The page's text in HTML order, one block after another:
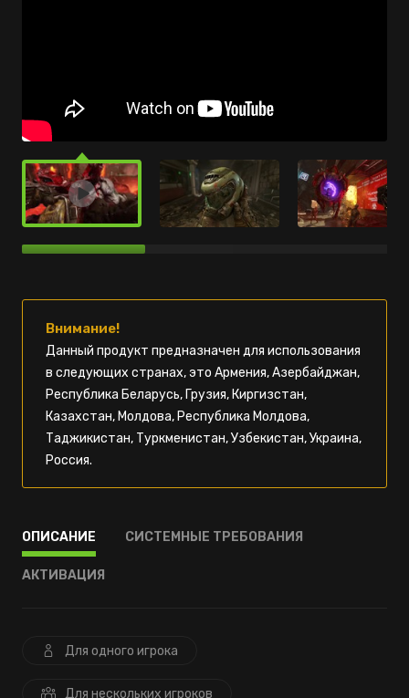
Внимание!
Данный продукт предназначен для использования
в следующих странах, это Армения, Азербайджан,
Республика Беларусь, Грузия, Киргизстан,
Казахстан, Молдова, Республика Молдова,
Таджикистан, Туркменистан, Узбекистан, Украина,
Россия.
ОПИСАНИЕ СИСТЕМНЫЕ ТРЕБОВАНИЯ
АКТИВАЦИЯ
Для одного игрока
Для нескольких игроков